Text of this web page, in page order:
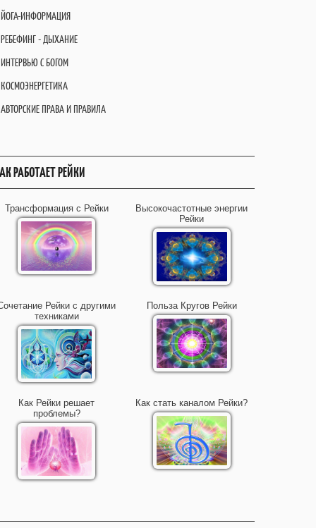
ЙОГА-ИНФОРМАЦИЯ
РЕБЕФИНГ - ДЫХАНИЕ
ИНТЕРВЬЮ С БОГОМ
КОСМОЭНЕРГЕТИКА
АВТОРСКИЕ ПРАВА И ПРАВИЛА
РАБОТАЕТ РЕЙКИ
Трансформация с Рейки
Высокочастотные энергии
Рейки
Рейки с другими
техниками
Польза Кругов Рейки
Как Рейки решает
проблемы?
Как стать каналом Рейки?